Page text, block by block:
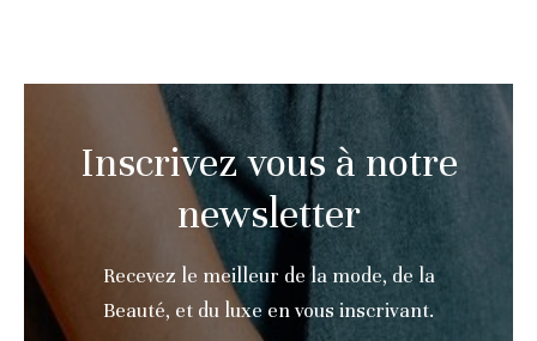
Inscrivez vous à notre
newsletter
Recevez le meilleur de la mode, de la
Beauté, et du luxe en vous inscrivant.